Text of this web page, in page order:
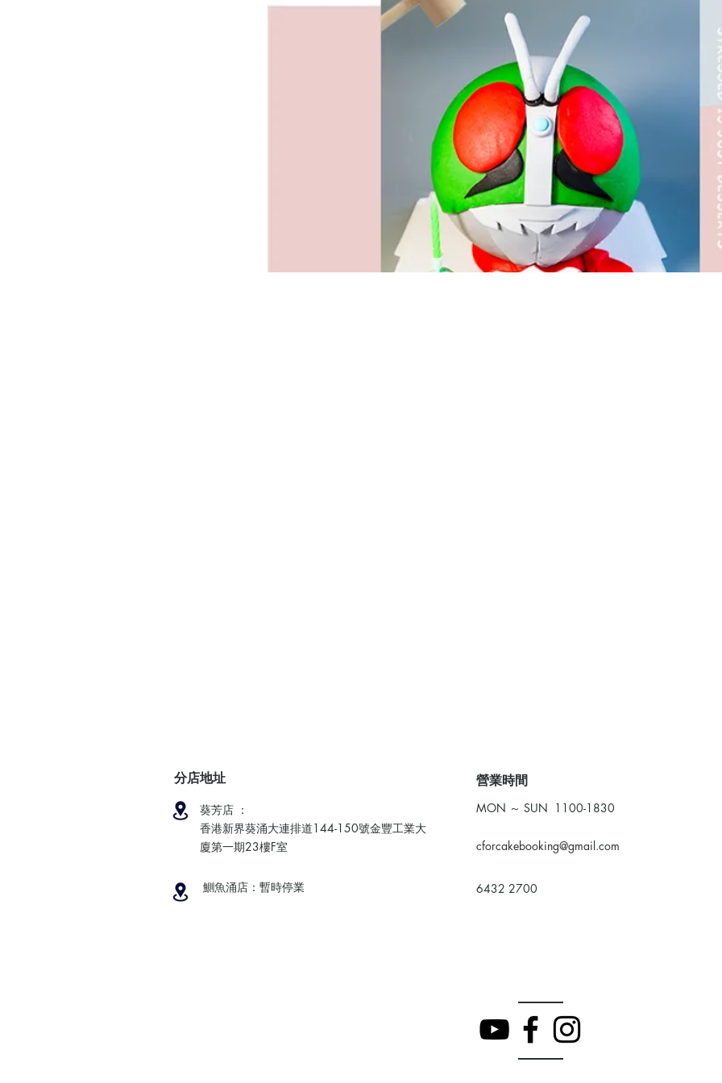
分店地址
葵芳店 ：
香港新界葵涌大連排道144-150號金豐工業大
廈第一期23樓F室
鰂魚涌店：暫時停業
​營業時間
MON ～ SUN 1100-1830
cforcakebooking@gmail.com
6432 2700